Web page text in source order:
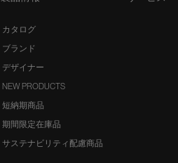
カタログ
ブランド
デザイナー
NEW PRODUCTS
短納期商品
期間限定在庫品
サステナビリティ配慮商品